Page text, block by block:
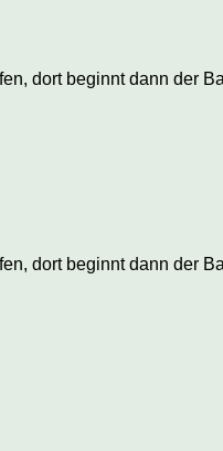
dort beginnt dann der
dort beginnt dann der